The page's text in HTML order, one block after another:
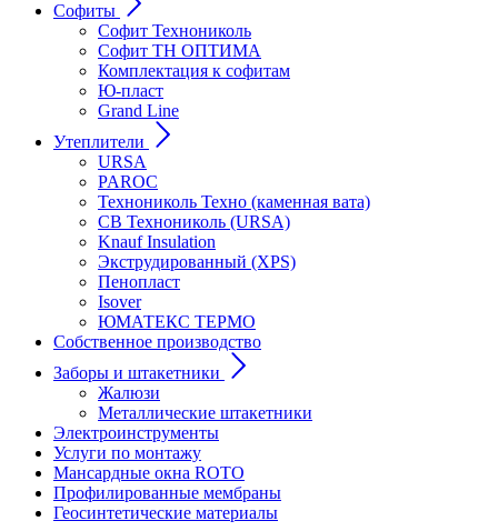
Софиты
Софит Технониколь
Софит ТН ОПТИМА
Комплектация к софитам
Ю-пласт
Grand Line
Утеплители
URSA
PAROC
Технониколь Техно (каменная вата)
СВ Технониколь (URSA)
Knauf Insulation
Экструдированный (XPS)
Пенопласт
Isover
ЮМАТЕКС ТЕРМО
Собственное производство
Заборы и штакетники
Жалюзи
Металлические штакетники
Электроинструменты
Услуги по монтажу
Мансардные окна ROTO
Профилированные мембраны
Геосинтетические материалы